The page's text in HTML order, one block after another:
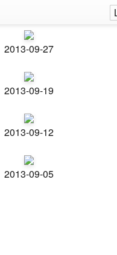
2013-09-27
2013-09-19
2013-09-12
2013-09-05